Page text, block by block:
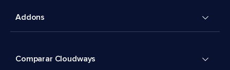
Addons
Comparar Cloudways